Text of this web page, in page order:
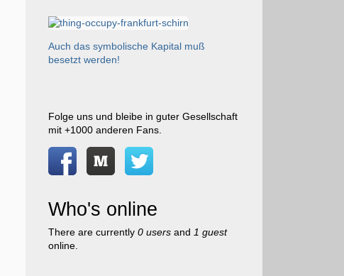
Auch das symbolische Kapital muß
besetzt werden!
Folge uns und bleibe in guter Gesellschaft
mit +1000 anderen Fans.
Who's online
There are currently 0 usersand 1 guest
online.